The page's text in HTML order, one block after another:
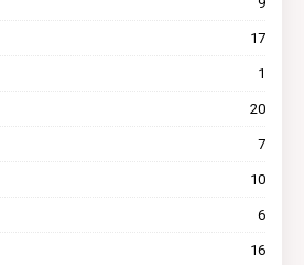
17
1
20
7
10
6
16